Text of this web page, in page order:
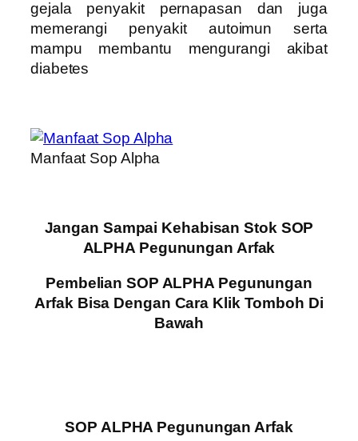
gejala penyakit pernapasan dan juga
memerangi penyakit autoimun serta
mampu membantu mengurangi akibat
diabetes
Manfaat Sop Alpha
Jangan Sampai Kehabisan Stok SOP
ALPHA Pegunungan Arfak
Pembelian SOP ALPHA Pegunungan
Arfak Bisa Dengan Cara Klik Tomboh Di
Bawah
SOP ALPHA Pegunungan Arfak